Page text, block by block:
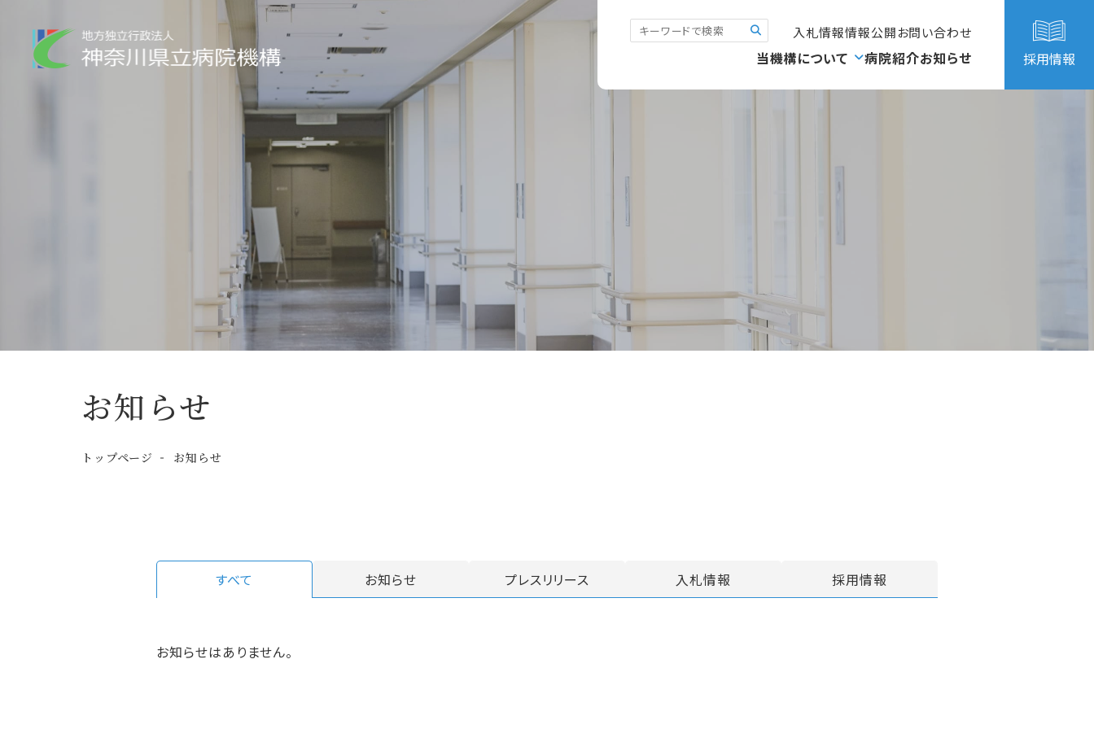
入札情報情報公開お問い合わせ
当機構について 病院紹介お知らせ 採用情報
お知らせ
トップページ お知らせ
すべて お知らせ プレスリリース 入札情報 採用情報
お知らせはありません。